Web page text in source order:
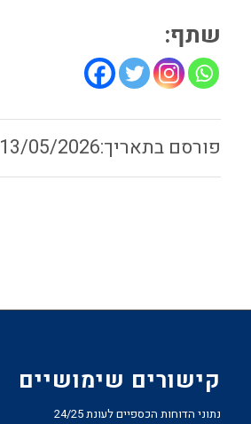
שתף:
13/05/2026
קישורים שימושיים
נתוני הדוחות הכספיים לעונת 24/25